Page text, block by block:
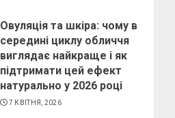
Овуляція та шкіра: чому в
середині циклу обличчя
виглядає найкраще і як
підтримати цей ефект
натурально у 2026 році
7 КВІТНЯ, 2026